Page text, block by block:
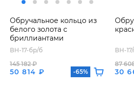
Обручальное кольцо из
белого золота с
бриллиантами
ВН-17-бр/б
50 814 ₽
145 182 ₽
-65%
ВН-
30
87